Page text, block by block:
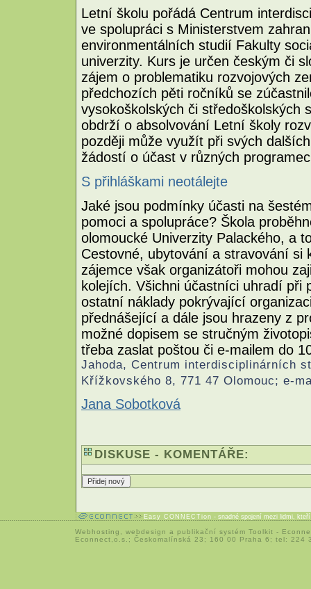
Letní školu pořádá Centrum
ve spolupráci s Ministerstvem
environmentálních studií Fakulty
univerzity. Kurs je určen českým či
zájem o problematiku rozvojových
předchozích pěti ročníků se
vysokoškolských či středoškolských
obdrží o absolvování Letní školy
později může využít při svých
žádostí o účast v různých
S přihláškami neotálejte
Jaké jsou podmínky účasti na
pomoci a spolupráce? Škola
olomoucké Univerzity Palackého, a
Cestovné, ubytování a stravování si
zájemce však organizátoři mohou
kolejích. Všichni účastníci uhradí při
ostatní náklady pokrývající
přednášející a dále jsou hrazeny z
možné dopisem se stručným
třeba zaslat poštou či e-mailem do
Jahoda, Centrum interdisciplinárních
Křížkovského 8, 771 47 Olomouc; e-
Jana Sobotková
DISKUSE - KOMENTÁŘE:
Easy CONNECTion - snadné spojení mezi lidmi,
Webhosting webdesign a publikační systém Toolkit -
Econnect,o.s.; Českomalínská 23; 160 00 Praha 6; tel: 224